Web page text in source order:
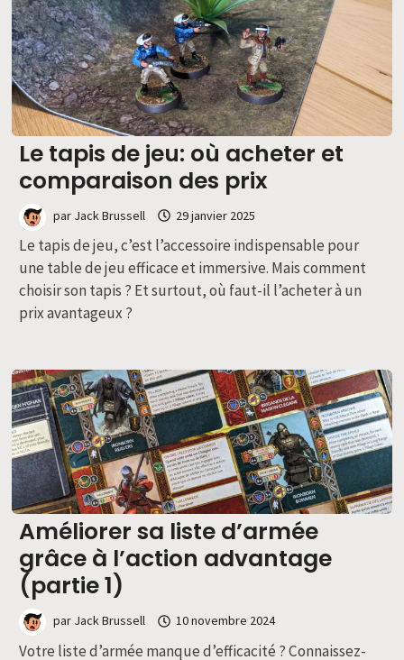
Le tapis de jeu: où acheter et
comparaison des prix
par Jack Brussell 29 janvier 2025
Le tapis de jeu, c’est l’accessoire indispensable pour
une table de jeu efficace et immersive. Mais comment
choisir son tapis ? Et surtout, où faut-il l’acheter à un
prix avantageux ?
Améliorer sa liste d’armée
grâce à l’action advantage
(partie 1)
par Jack Brussell 10 novembre 2024
Votre liste d’armée manque d’efficacité ? Connaissez-